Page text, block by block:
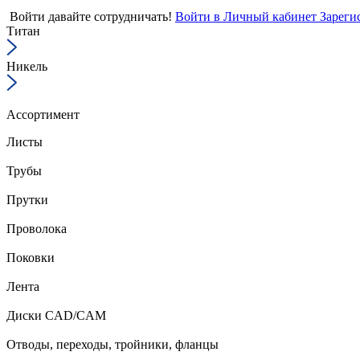
Войти давайте сотрудничать! Войти в Личный кабинет
Титан
Никель
Ассортимент
Листы
Трубы
Прутки
Проволока
Поковки
Лента
Диски CAD/CAM
Отводы, переходы, тройники, фланцы